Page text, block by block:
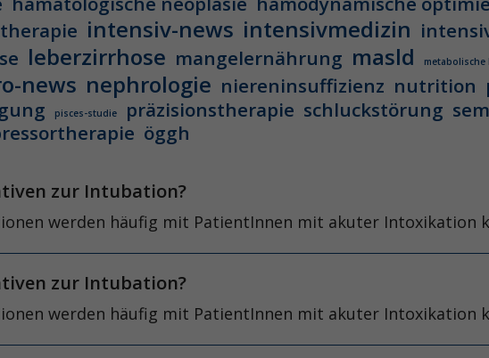
intensiv-news intensivmedizin
leberzirrhose mangelernährung masld
news nephrologie niereninsuffizienz nutrition
pisces-studie präzisionstherapie schluckstörung
öggh
zur Intubation?
werden häufig mit PatientInnen mit akuter Intoxikation
zur Intubation?
werden häufig mit PatientInnen mit akuter Intoxikation